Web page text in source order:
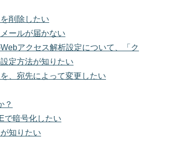
削除したい
ールが届かない
アクセス解析設定について、「ク
定方法が知りたい
、宛先によって変更したい
？
で暗号化したい
知りたい